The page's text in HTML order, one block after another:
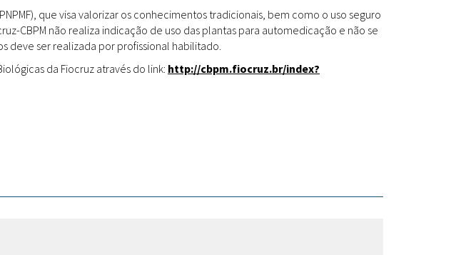
Fitoterápicos
& Arte
que visa valorizar os conhecimentos tradicionais, bem como o uso seguro
CBPM não realiza indicação de uso das plantas para automedicação e não se
deve ser realizada por profissional habilitado.
da Fiocruz através do link: http://cbpm.fiocruz.br/index?